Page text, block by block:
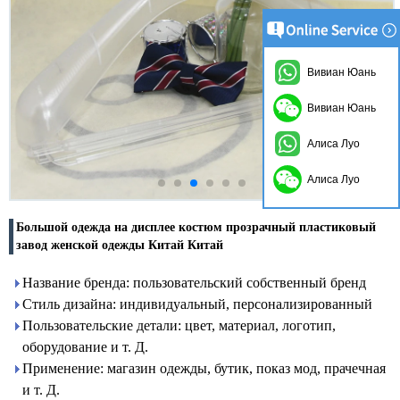
Большой одежда на дисплее костюм прозрачный пластиковый
завод женской одежды Китай Китай
Название бренда: пользовательский собственный бренд
Стиль дизайна: индивидуальный, персонализированный
Пользовательские детали: цвет, материал, логотип,
оборудование и т. Д.
Применение: магазин одежды, бутик, показ мод, прачечная
и т. Д.
Вивиан Юань
Вивиан Юань
Алиса Луо
Алиса Луо